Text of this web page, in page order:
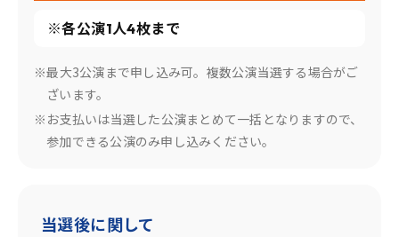
※各公演1人4枚まで
※最大3公演まで申し込み可。複数公演当選する場合がご
ざいます。
※お支払いは当選した公演まとめて一括となりますので、
参加できる公演のみ申し込みください。
当選後に関して